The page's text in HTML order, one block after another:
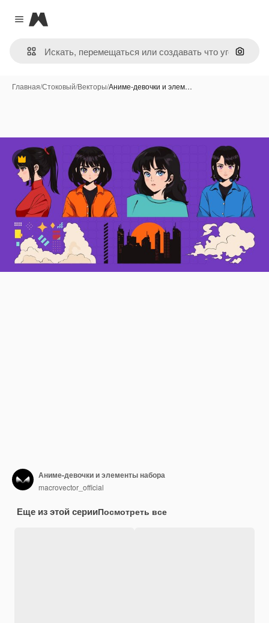
Close menu
Magnific
Поиск
Главная/Стоковый/Векторы/Аниме-девочки и элем…
Премиум
Аниме-девочки и элементы набора
macrovector_official
Еще из этой серииПосмотреть все